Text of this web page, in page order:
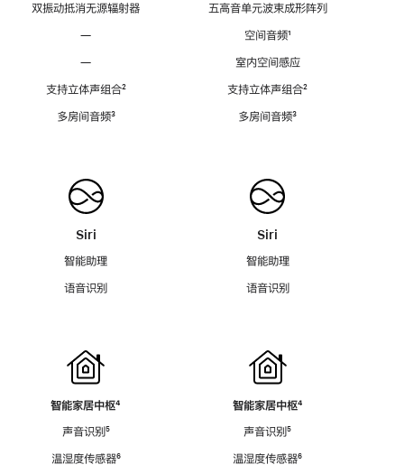
双振动抵消无源辐射器
—
—
支持立体声组合脚
²
多房间音频脚
³
Siri
智能助理
语音识别
智能家居中枢脚
⁴
声音识别脚
⁵
温湿度传感器脚
⁶
五高音单元波束成形阵列
空间音频脚
¹
室内空间感应
支持立体声组合脚
²
多房间音频脚
³
Siri
智能助理
语音识别
智能家居中枢脚
⁴
声音识别脚
⁵
温湿度传感器脚
⁶